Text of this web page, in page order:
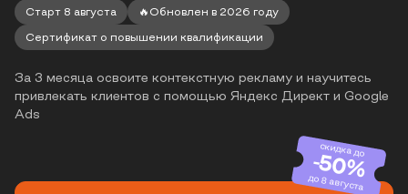
Старт 8 августа 🔥Обновлен в 2026 году
Сертификат о повышении квалификации
За 3 месяца освоите контекстную рекламу и научитесь
привлекать клиентов с помощью Яндекс Директ и Google
Ads
скидка до
-50%
до 8 августа